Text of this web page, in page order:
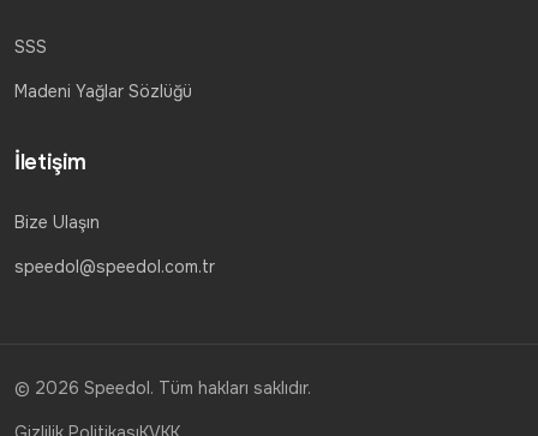
SSS
Madeni Yağlar Sözlüğü
İletişim
Bize Ulaşın
speedol@speedol.com.tr
© 2026 Speedol. Tüm hakları saklıdır.